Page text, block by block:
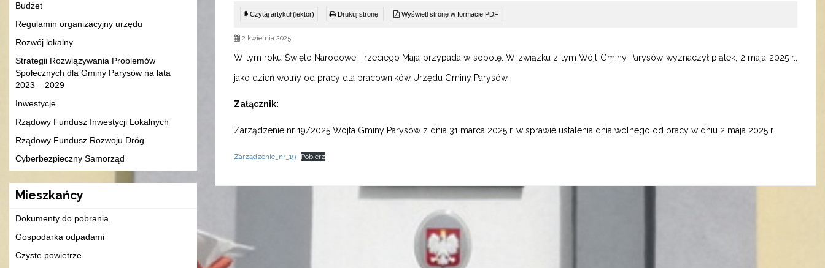
Budżet
Regulamin organizacyjny urzędu
Rozwój lokalny
Strategii Rozwiązywania Problemów
Społecznych dla Gminy Parysów na lata
2023 – 2029
Inwestycje
Rządowy Fundusz Inwestycji Lokalnych
Rządowy Fundusz Rozwoju Dróg
Cyberbezpieczny Samorząd
Mieszkańcy
Dokumenty do pobrania
Gospodarka odpadami
Czyste powietrze
Czytaj artykuł (lektor) Drukuj stronę Wyświetl stronę w formacie PDF
2 kwietnia 2025
W tym roku Święto Narodowe Trzeciego Maja przypada w sobotę. W związku z tym Wójt Gminy Parysów wyznaczył piątek, 2 maja 2025 r.,
jako dzień wolny od pracy dla pracowników Urzędu Gminy Parysów.
Załącznik:
Zarządzenie nr 19/2025 Wójta Gminy Parysów z dnia 31 marca 2025 r. w sprawie ustalenia dnia wolnego od pracy w dniu 2 maja 2025 r.
Zarządzenie_nr_19 Pobierz